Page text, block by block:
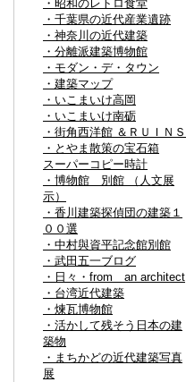
・昭和のレトロ食堂
・千葉県の近代産業遺跡
・神奈川の近代建築
・分離派建築博物館
・モダン・デ・タウン
・建築マップ
・いこまいけ高岡
・いこまいけ南砺
・街角西洋館 ＆ＲＵＩＮＳ
・とやま散策の宝石箱
スーパーコピー時計
・博物館 別館 （人文展
示）
・香川建築探偵団の建築１
００選
・中村與資平記念館別館
・武田五一ブログ
・日々・from an architect
・台湾近代建築
・煉瓦博物館
・活かして残そう日本の建
築物
・まちかどの近代建築写真
展